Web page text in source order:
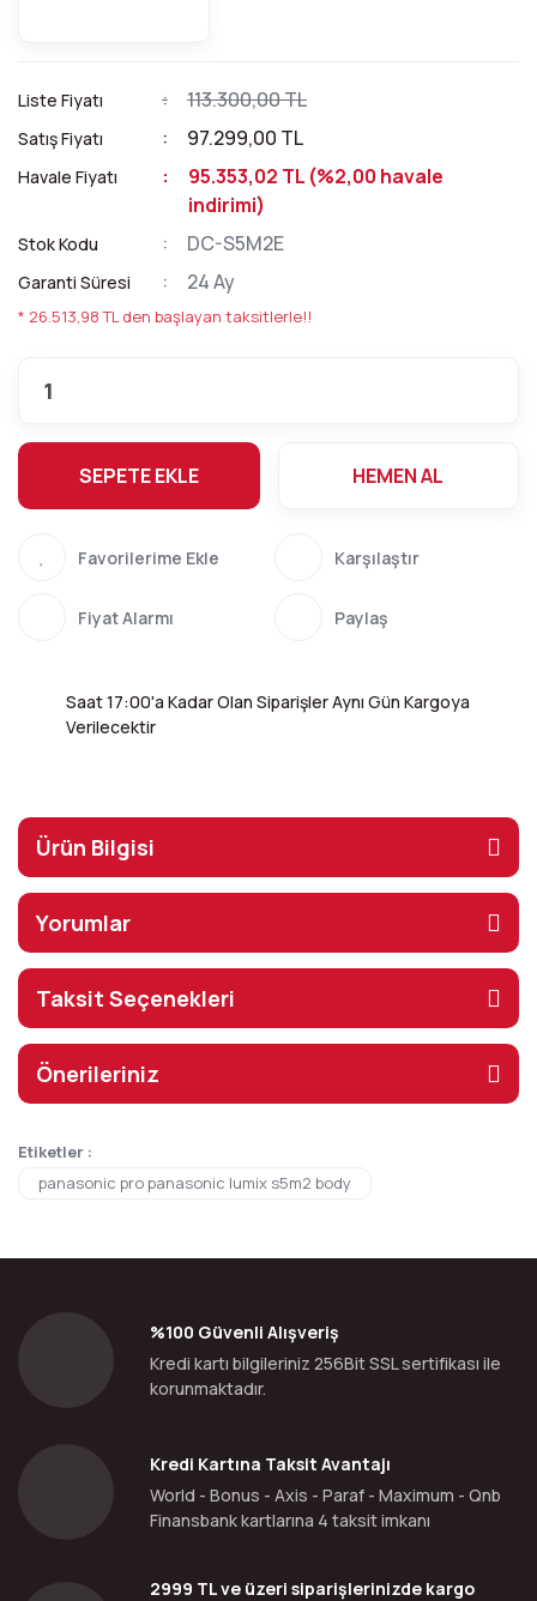
Liste Fiyatı 113.300,00 TL
Satış Fiyatı 97.299,00 TL
Havale Fiyatı
95.353,02 TL (%2,00 havale
indirimi)
Stok Kodu DC-S5M2E
Garanti Süresi 24 Ay
* 26.513,98 TL den başlayan taksitlerle!!
SEPETE EKLE HEMEN AL
Karşılaştır
Fiyat Alarmı Paylaş
Saat 17:00'a Kadar Olan Siparişler Aynı Gün Kargoya
Verilecektir
Ürün Bilgisi
Yorumlar
Taksit Seçenekleri
Önerileriniz
Etiketler :
panasonic pro panasonic lumix s5m2 body
%100 Güvenli Alışveriş
Kredi kartı bilgileriniz 256Bit SSL sertifikası ile
korunmaktadır.
Kredi Kartına Taksit Avantajı
World - Bonus - Axis - Paraf - Maximum - Qnb
Finansbank kartlarına 4 taksit imkanı
2999 TL ve üzeri siparişlerinizde kargo